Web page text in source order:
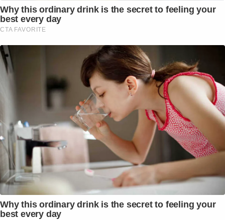
Why this ordinary drink is the secret to feeling your
best every day
CTA FAVORITE
Why this ordinary drink is the secret to feeling your
best every day